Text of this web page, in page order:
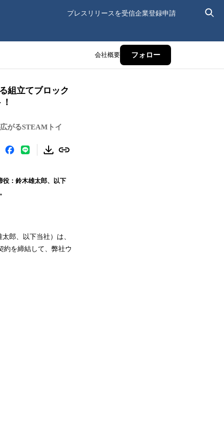
プレスリリースを受信企業登録申請
会社概要 フォロー
組立てブロック
がるSTEAMトイ
役：鈴木雄太郎、以下
郎、以下当社）は、
約を締結して、弊社ウ